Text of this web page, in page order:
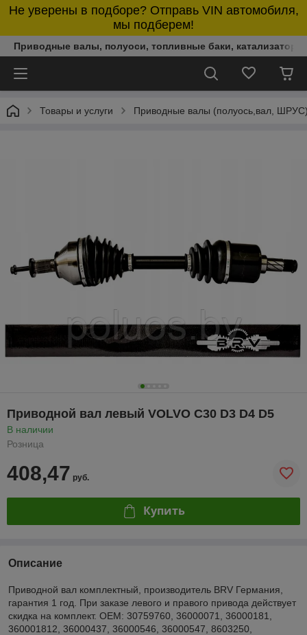
Не уверены в подборе? Отправь VIN автомобиля,
мы подберем!
Приводные валы, полуоси, топливные баки,
Товары и услуги Приводные валы (полуось,вал,
Приводной вал левый VOLVO C30 D3 D4 D5
В наличии
Розница
408,47 руб.
Купить
Описание
Приводной вал комплектный, производитель BRV Германия,
гарантия 1 год. При заказе левого и правого привода действует
скидка на комплект. OEM: 30759760, 36000071, 36000181,
360001812, 36000437, 36000546, 36000547, 8603250,